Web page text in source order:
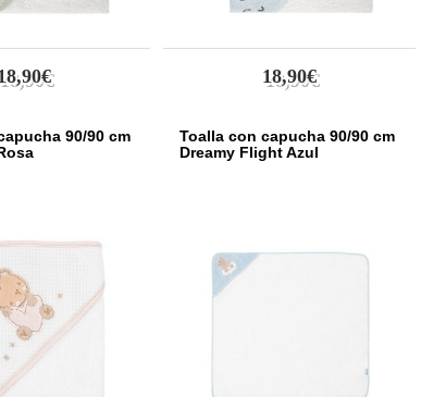
18,90€
90/90 cm
Toalla con capucha 90/90 cm
Dreamy Flight Azul